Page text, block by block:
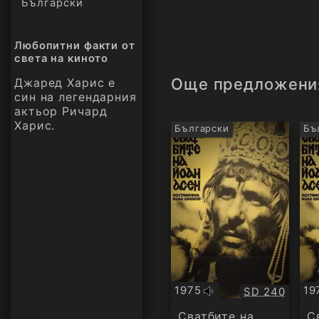
Български
Любопитни факти от
света на киното
Джаред Харис е
син на легендарния
актьор Ричард
Харис.
Още
Български
1975
Оригинално
аудио
Качество:
SD 240